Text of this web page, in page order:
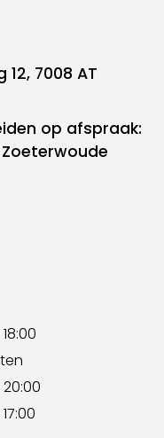
7008 AT
op afspraak: